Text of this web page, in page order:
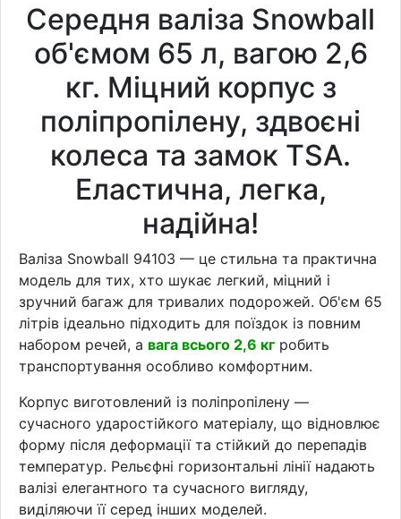
Середня валіза Snowball
об'ємом 65 л, вагою 2,6
кг. Міцний корпус з
поліпропілену, здвоєні
колеса та замок TSA.
Еластична, легка,
надійна!
Валіза Snowball 94103 — це стильна та практична
модель для тих, хто шукає легкий, міцний і
зручний багаж для тривалих подорожей. Об'єм 65
літрів ідеально підходить для поїздок із повним
набором речей, а вага всього 2,6 кг робить
транспортування особливо комфортним.
Корпус виготовлений із поліпропілену —
сучасного ударостійкого матеріалу, що відновлює
форму після деформації та стійкий до перепадів
температур. Рельєфні горизонтальні лінії надають
валізі елегантного та сучасного вигляду,
виділяючи її серед інших моделей.